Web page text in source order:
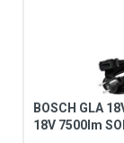
BOSCH GLA
18V 7500lm